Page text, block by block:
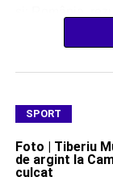
SPORT
Foto | Tiberiu
de argint la
culcat